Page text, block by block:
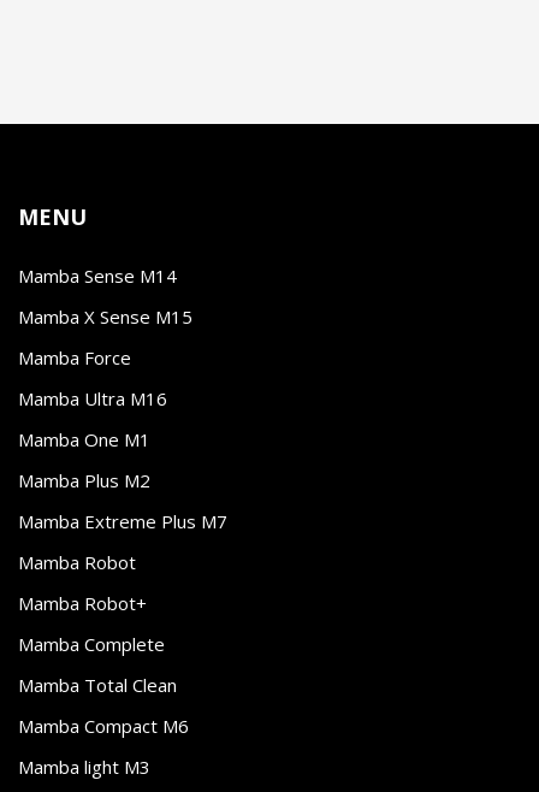
MENU
Mamba Sense M14
Mamba X Sense M15
Mamba Force
Mamba Ultra M16
Mamba One M1
Mamba Plus M2
Mamba Extreme Plus M7
Mamba Robot
Mamba Robot+
Mamba Complete
Mamba Total Clean
Mamba Compact M6
Mamba light M3